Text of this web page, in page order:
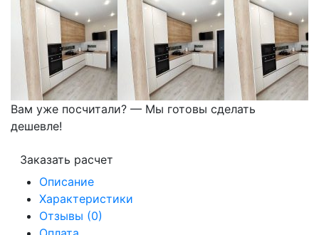
Вам уже посчитали? — Мы готовы сделать
дешевле!
Заказать расчет
Описание
Характеристики
Отзывы (0)